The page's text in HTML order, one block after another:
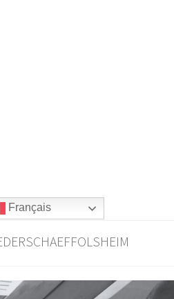
Français
Charte sur la Vie Privée